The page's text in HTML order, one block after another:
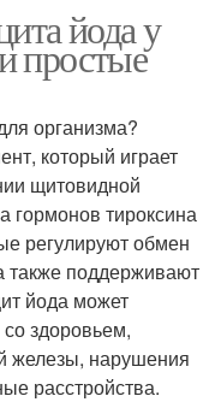
йода у
простые
организма?
который играет
щитовидной
гормонов тироксина
регулируют обмен
также поддерживают
йода может
здоровьем,
железы, нарушения
расстройства.